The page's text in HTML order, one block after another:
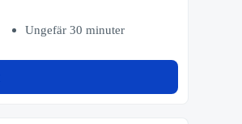
Ungefär 30 minuter